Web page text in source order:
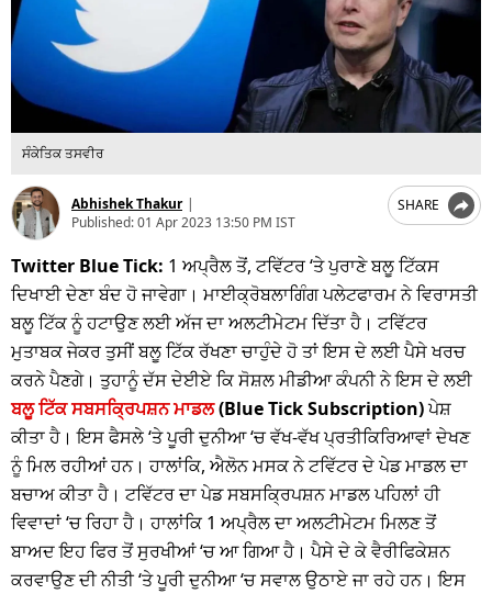
ਸੰਕੇਤਿਕ ਤਸਵੀਰ
Abhishek Thakur |
Published:01 Apr 2023 13:50 PM IST
SHARE
Twitter Blue Tick: 1 ਅਪ੍ਰੈਲ ਤੋਂ, ਟਵਿੱਟਰ ‘ਤੇ ਪੁਰਾਣੇ ਬਲੂ ਟਿੱਕਸ
ਦਿਖਾਈ ਦੇਣਾ ਬੰਦ ਹੋ ਜਾਵੇਗਾ। ਮਾਈਕ੍ਰੋਬਲਾਗਿੰਗ ਪਲੇਟਫਾਰਮ ਨੇ ਵਿਰਾਸਤੀ
ਬਲੂ ਟਿੱਕ ਨੂੰ ਹਟਾਉਣ ਲਈ ਅੱਜ ਦਾ ਅਲਟੀਮੇਟਮ ਦਿੱਤਾ ਹੈ। ਟਵਿੱਟਰ
ਮੁਤਾਬਕ ਜੇਕਰ ਤੁਸੀਂ ਬਲੂ ਟਿੱਕ ਰੱਖਣਾ ਚਾਹੁੰਦੇ ਹੋ ਤਾਂ ਇਸ ਦੇ ਲਈ ਪੈਸੇ ਖਰਚ
ਕਰਨੇ ਪੈਣਗੇ। ਤੁਹਾਨੂੰ ਦੱਸ ਦੇਈਏ ਕਿ ਸੋਸ਼ਲ ਮੀਡੀਆ ਕੰਪਨੀ ਨੇ ਇਸ ਦੇ ਲਈ
ਬਲੂ ਟਿੱਕ ਸਬਸਕ੍ਰਿਪਸ਼ਨ ਮਾਡਲ(Blue Tick Subscription)ਪੇਸ਼
ਕੀਤਾ ਹੈ। ਇਸ ਫੈਸਲੇ ‘ਤੇ ਪੂਰੀ ਦੁਨੀਆ ‘ਚ ਵੱਖ-ਵੱਖ ਪ੍ਰਤੀਕਿਰਿਆਵਾਂ ਦੇਖਣ
ਨੂੰ ਮਿਲ ਰਹੀਆਂ ਹਨ। ਹਾਲਾਂਕਿ, ਐਲੋਨ ਮਸਕ ਨੇ ਟਵਿੱਟਰ ਦੇ ਪੇਡ ਮਾਡਲ ਦਾ
ਬਚਾਅ ਕੀਤਾ ਹੈ। ਟਵਿੱਟਰ ਦਾ ਪੇਡ ਸਬਸਕ੍ਰਿਪਸ਼ਨ ਮਾਡਲ ਪਹਿਲਾਂ ਹੀ
ਵਿਵਾਦਾਂ ‘ਚ ਰਿਹਾ ਹੈ। ਹਾਲਾਂਕਿ 1 ਅਪ੍ਰੈਲ ਦਾ ਅਲਟੀਮੇਟਮ ਮਿਲਣ ਤੋਂ
ਬਾਅਦ ਇਹ ਫਿਰ ਤੋਂ ਸੁਰਖੀਆਂ ‘ਚ ਆ ਗਿਆ ਹੈ। ਪੈਸੇ ਦੇ ਕੇ ਵੈਰੀਫਿਕੇਸ਼ਨ
ਕਰਵਾਉਣ ਦੀ ਨੀਤੀ ‘ਤੇ ਪੂਰੀ ਦੁਨੀਆ ‘ਚ ਸਵਾਲ ਉਠਾਏ ਜਾ ਰਹੇ ਹਨ। ਇਸ